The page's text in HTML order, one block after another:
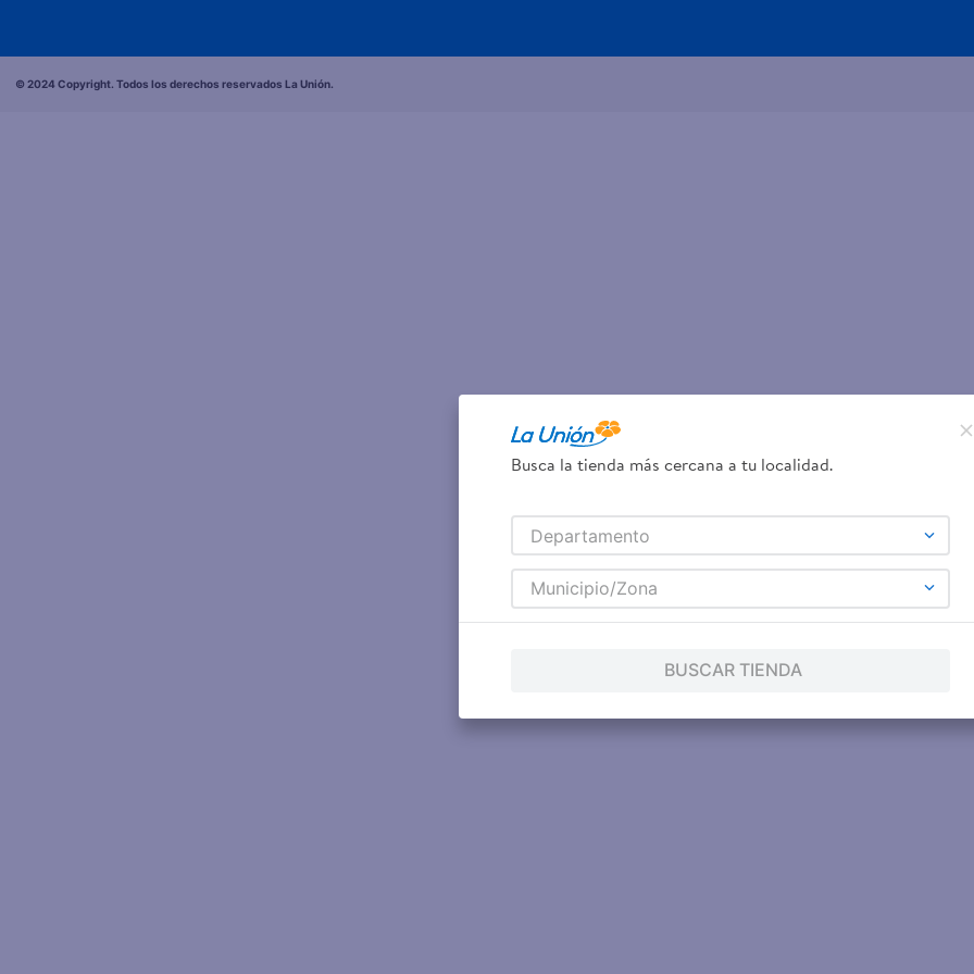
© 2024 Copyright. Todos los derechos reservados La Unión.
Busca la tienda más cercana a tu localidad.
Departamento
Municipio/Zona
BUSCAR TIENDA